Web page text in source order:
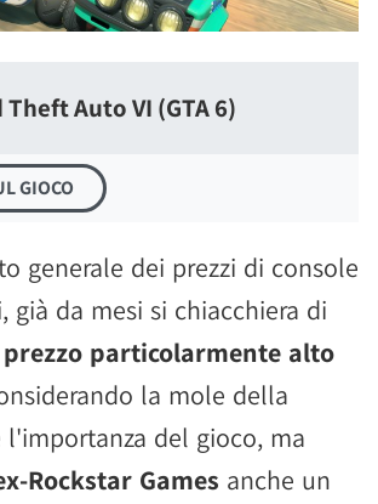
Theft Auto VI (GTA 6)
GIOCO
generale dei prezzi di console
già da mesi si chiacchiera di
particolarmente alto
la mole della
l'importanza del gioco, ma
Rockstar Games anche un